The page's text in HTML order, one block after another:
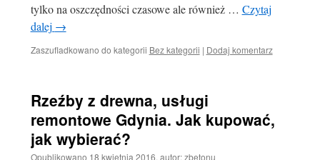
tylko na oszczędności czasowe ale również … Czytaj
dalej →
Zaszufladkowano do kategorii Bez kategorii | Dodaj komentarz
Rzeźby z drewna, usługi
remontowe Gdynia. Jak kupować,
jak wybierać?
Opublikowano 18 kwietnia 2016, autor: zbetonu